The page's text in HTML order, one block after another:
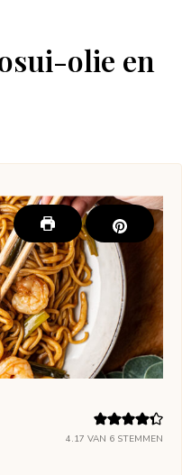
4.17 VAN 6 STEMMEN